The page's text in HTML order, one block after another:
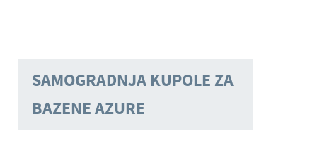
SAMOGRADNJA KUPOLE ZA
BAZENE AZURE